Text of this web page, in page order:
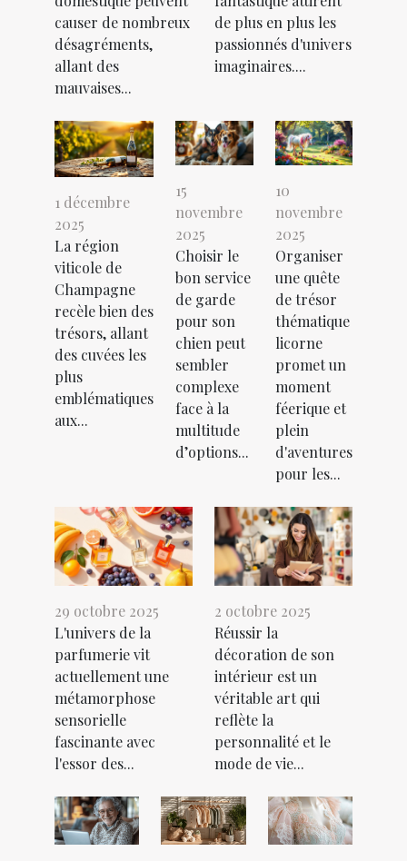
causer de nombreux
désagréments,
allant des
mauvaises...
de plus en plus les
passionnés d'univers
imaginaires....
1 décembre
2025
La région
viticole de
Champagne
recèle bien des
trésors, allant
des cuvées les
plus
emblématiques
aux...
15
novembre
2025
Choisir le
bon service
de garde
pour son
chien peut
sembler
complexe
face à la
multitude
d’options...
10
novembre
2025
Organiser
une quête
de trésor
thématique
licorne
promet un
moment
féerique et
plein
d'aventures
pour les...
29 octobre 2025
L'univers de la
parfumerie vit
actuellement une
métamorphose
sensorielle
fascinante avec
l'essor des...
2 octobre 2025
Réussir la
décoration de son
intérieur est un
véritable art qui
reflète la
personnalité et le
mode de vie...